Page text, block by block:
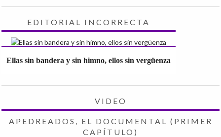
EDITORIAL INCORRECTA
Ellas sin bandera y sin himno, ellos sin vergüenza
VIDEO
APEDREADOS, EL DOCUMENTAL (PRIMER
CAPÍTULO)